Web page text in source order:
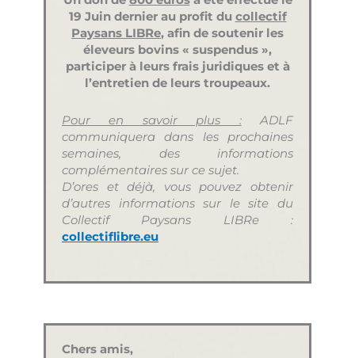
19 Juin dernier au profit du collectif
Paysans LIBRe, afin de soutenir les
éleveurs bovins « suspendus »,
participer à leurs frais juridiques et à
l’entretien de leurs troupeaux.
Pour en savoir plus :
ADLF
communiquera dans les prochaines
semaines, des informations
complémentaires sur ce sujet.
D’ores et déjà, vous pouvez obtenir
d’autres informations sur le site du
Collectif Paysans LIBRe :
collectiflibre.eu
Chers amis,